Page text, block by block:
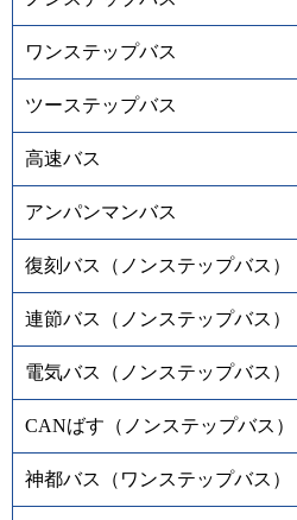
ワンステップバス
ツーステップバス
高速バス
アンパンマンバス
復刻バス（ノンステップバス）
連節バス（ノンステップバス）
電気バス（ノンステップバス）
CANばす（ノンステップバス）
神都バス（ワンステップバス）